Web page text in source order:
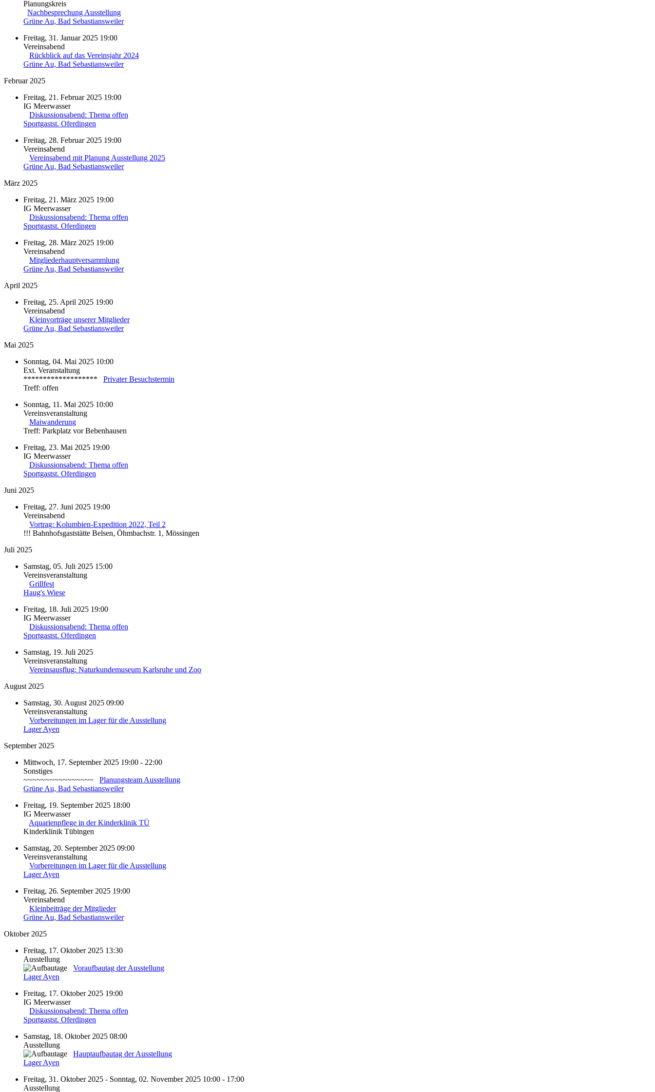
Planungskreis
Nachbesprechung Ausstellung
Grüne Au, Bad Sebastiansweiler
Freitag, 31. Januar 2025 19:00
Vereinsabend
Rückblick auf das Vereinsjahr 2024
Grüne Au, Bad Sebastiansweiler
Februar 2025
Freitag, 21. Februar 2025 19:00
IG Meerwasser
Diskussionsabend: Thema offen
Sportgastst. Oferdingen
Freitag, 28. Februar 2025 19:00
Vereinsabend
Vereinsabend mit Planung Ausstellung 2025
Grüne Au, Bad Sebastiansweiler
März 2025
Freitag, 21. März 2025 19:00
IG Meerwasser
Diskussionsabend: Thema offen
Sportgastst. Oferdingen
Freitag, 28. März 2025 19:00
Vereinsabend
Mitgliederhauptversammlung
Grüne Au, Bad Sebastiansweiler
April 2025
Freitag, 25. April 2025 19:00
Vereinsabend
Kleinvorträge unserer Mitglieder
Grüne Au, Bad Sebastiansweiler
Mai 2025
Sonntag, 04. Mai 2025 10:00
Ext. Veranstaltung
******************* Privater Besuchstermin
Treff: offen
Sonntag, 11. Mai 2025 10:00
Vereinsveranstaltung
Maiwanderung
Treff: Parkplatz vor Bebenhausen
Freitag, 23. Mai 2025 19:00
IG Meerwasser
Diskussionsabend: Thema offen
Sportgastst. Oferdingen
Juni 2025
Freitag, 27. Juni 2025 19:00
Vereinsabend
Vortrag: Kolumbien-Expedition 2022, Teil 2
!!! Bahnhofsgaststätte Belsen, Öhmbachstr. 1, Mössingen
Juli 2025
Samstag, 05. Juli 2025 15:00
Vereinsveranstaltung
Grillfest
Haug's Wiese
Freitag, 18. Juli 2025 19:00
IG Meerwasser
Diskussionsabend: Thema offen
Sportgastst. Oferdingen
Samstag, 19. Juli 2025
Vereinsveranstaltung
Vereinsausflug: Naturkundemuseum Karlsruhe und Zoo
August 2025
Samstag, 30. August 2025 09:00
Vereinsveranstaltung
Vorbereitungen im Lager für die Ausstellung
Lager Ayen
September 2025
Mittwoch, 17. September 2025 19:00 - 22:00
Sonstiges
~~~~~~~~~~~~~~~~ Planungsteam Ausstellung
Grüne Au, Bad Sebastiansweiler
Freitag, 19. September 2025 18:00
IG Meerwasser
Aquarienpflege in der Kinderklinik TÜ
Kinderklinik Tübingen
Samstag, 20. September 2025 09:00
Vereinsveranstaltung
Vorbereitungen im Lager für die Ausstellung
Lager Ayen
Freitag, 26. September 2025 19:00
Vereinsabend
Kleinbeiträge der Mitglieder
Grüne Au, Bad Sebastiansweiler
Oktober 2025
Freitag, 17. Oktober 2025 13:30
Ausstellung
Voraufbautag der Ausstellung
Lager Ayen
Freitag, 17. Oktober 2025 19:00
IG Meerwasser
Diskussionsabend: Thema offen
Sportgastst. Oferdingen
Samstag, 18. Oktober 2025 08:00
Ausstellung
Hauptaufbautag der Ausstellung
Lager Ayen
Freitag, 31. Oktober 2025 - Sonntag, 02. November 2025 10:00 - 17:00
Ausstellung